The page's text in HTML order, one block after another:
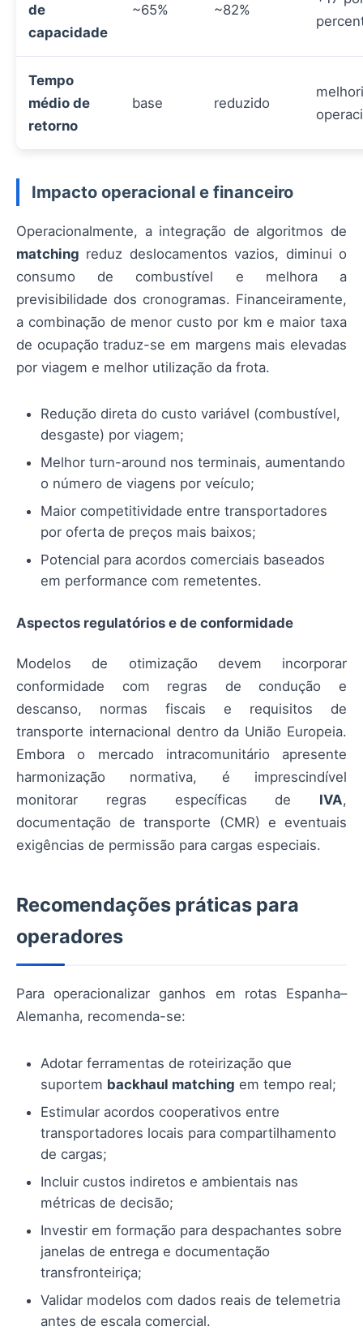
de
capacidade
~65% ~82%
Tempo
médio de
retorno
base reduzido
Impacto operacional e financeiro
Operacionalmente, a integração de algoritmos de
matching reduz deslocamentos vazios, diminui o
consumo de combustível e melhora a
previsibilidade dos cronogramas. Financeiramente,
a combinação de menor custo por km e maior taxa
de ocupação traduz-se em margens mais elevadas
por viagem e melhor utilização da frota.
Redução direta do custo variável (combustível,
desgaste) por viagem;
Melhor turn-around nos terminais, aumentando
o número de viagens por veículo;
Maior competitividade entre transportadores
por oferta de preços mais baixos;
Potencial para acordos comerciais baseados
em performance com remetentes.
Aspectos regulatórios e de conformidade
Modelos de otimização devem incorporar
conformidade com regras de condução e
descanso, normas fiscais e requisitos de
transporte internacional dentro da União Europeia.
Embora o mercado intracomunitário apresente
harmonização normativa, é imprescindível
monitorar regras específicas de IVA,
documentação de transporte (CMR) e eventuais
exigências de permissão para cargas especiais.
Recomendações práticas para
operadores
Para operacionalizar ganhos em rotas Espanha–
Alemanha, recomenda-se:
Adotar ferramentas de roteirização que
suportem backhaul matching em tempo real;
Estimular acordos cooperativos entre
transportadores locais para compartilhamento
de cargas;
Incluir custos indiretos e ambientais nas
métricas de decisão;
Investir em formação para despachantes sobre
janelas de entrega e documentação
transfronteiriça;
Validar modelos com dados reais de telemetria
antes de escala comercial.